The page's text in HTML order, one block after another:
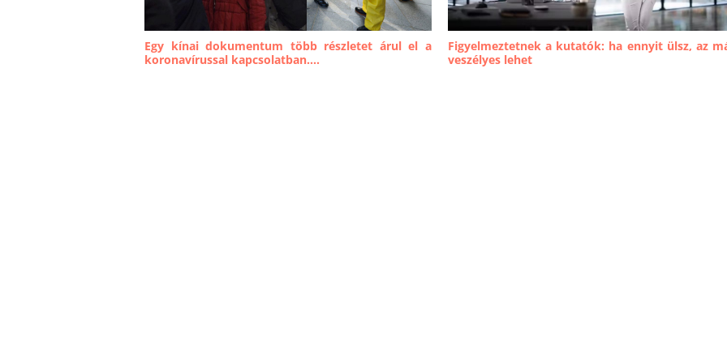
Egy kínai dokumentum több részletet árul el a
koronavírussal kapcsolatban....
Figyelmeztetnek a kutatók: ha ennyit ülsz, az
veszélyes lehet